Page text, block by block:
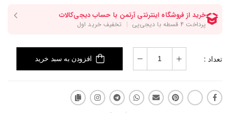
تعداد : افزودن به سبد خرید